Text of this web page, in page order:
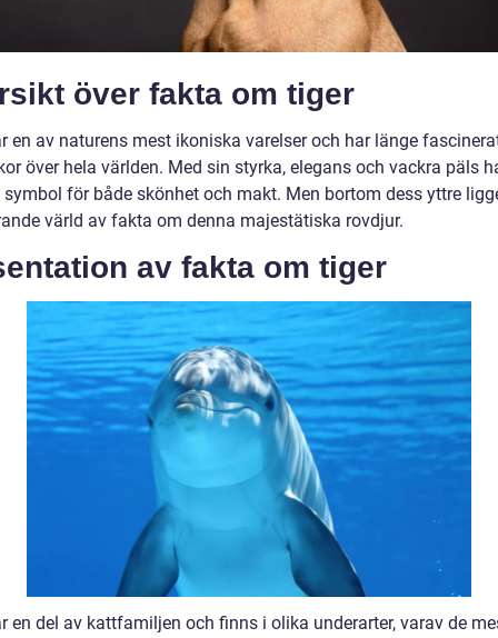
över fakta om tiger
en av naturens mest ikoniska varelser och har länge
över hela världen. Med sin styrka, elegans och vackra päls
för både skönhet och makt. Men bortom dess yttre
värld av fakta om denna majestätiska rovdjur.
av fakta om tiger
en del av kattfamiljen och finns i olika underarter, varav de